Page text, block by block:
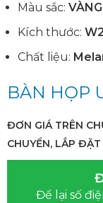
Màu sắc: VÀNG
Kích thước:
Chất liệu:
BÀN HỌP
ĐƠN GIÁ TRÊN
CHUYỂN, LẮP
Để lại số